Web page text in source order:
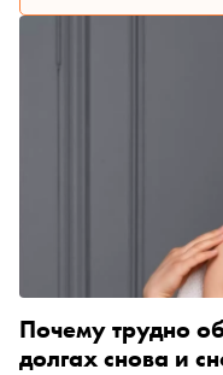
Почему трудно
долгах снова и